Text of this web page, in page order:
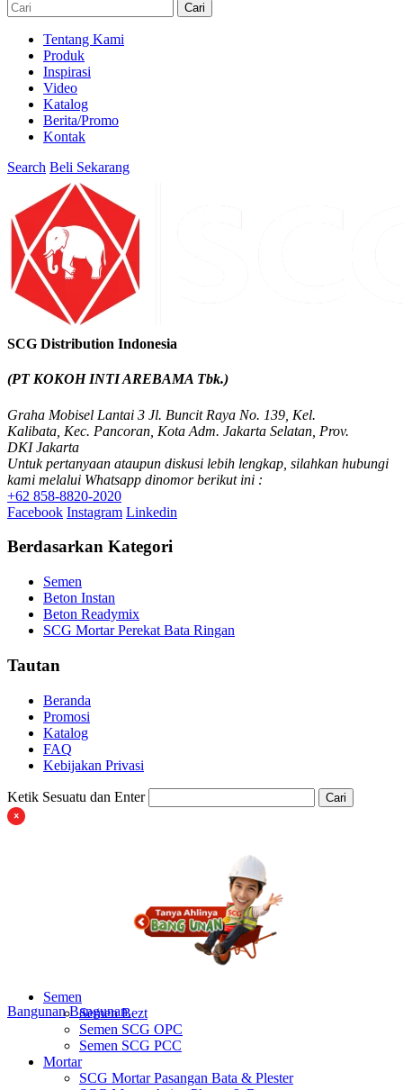
Cari
Tentang Kami
Produk
Inspirasi
Video
Katalog
Berita/Promo
Kontak
Search Beli Sekarang
SCG Distribution Indonesia
(PT KOKOH INTI AREBAMA Tbk.)
Graha Mobisel Lantai 3 Jl. Buncit Raya No. 139, Kel.
Kalibata, Kec. Pancoran, Kota Adm. Jakarta Selatan, Prov.
DKI Jakarta
Untuk pertanyaan ataupun diskusi lebih lengkap, silahkan hubungi
kami melalui Whatsapp dinomor berikut ini :
+62 858-8820-2020
Facebook Instagram Linkedin
Berdasarkan Kategori
Semen
Beton Instan
Beton Readymix
SCG Mortar Perekat Bata Ringan
Tautan
Beranda
Promosi
Katalog
FAQ
Kebijakan Privasi
Ketik Sesuatu dan Enter Cari
Bangunan Bangunan
Semen
Semen Bezt
Semen SCG OPC
Semen SCG PCC
Mortar
SCG Mortar Pasangan Bata & Plester